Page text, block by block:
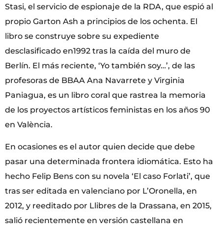
Stasi, el servicio de espionaje de la RDA, que espió al
propio Garton Ash a principios de los ochenta. El
libro se construye sobre su expediente
desclasificado en1992 tras la caída del muro de
Berlín. El más reciente, ‘Yo también soy…’, de las
profesoras de BBAA Ana Navarrete y Virginia
Paniagua, es un libro coral que rastrea la memoria
de los proyectos artísticos feministas en los años 90
en València.
En ocasiones es el autor quien decide que debe
pasar una determinada frontera idiomática. Esto ha
hecho Felip Bens con su novela ‘El caso Forlati’, que
tras ser editada en valenciano por L’Oronella, en
2012, y reeditado por Llibres de la Drassana, en 2015,
salió recientemente en versión castellana en